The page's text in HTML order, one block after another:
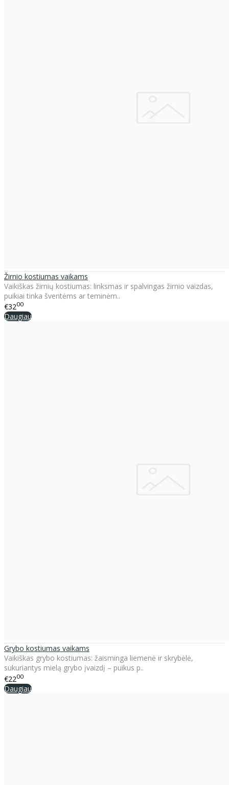
Žirnio kostiumas vaikams
Vaikiškas žirnių kostiumas: linksmas ir spalvingas žirnio vaizdas,
puikiai tinka šventėms ar teminėm..
€3200
Daugiau
Grybo kostiumas vaikams
Vaikiškas grybo kostiumas: žaisminga liemenė ir skrybėlė,
sukuriantys mielą grybo įvaizdį – puikus p..
€2200
Daugiau